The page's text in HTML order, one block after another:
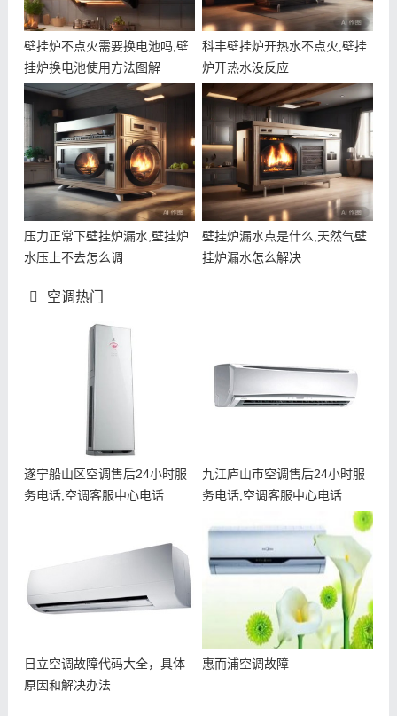
壁挂炉不点火需要换电池吗,壁
挂炉换电池使用方法图解
科丰壁挂炉开热水不点火,壁挂
炉开热水没反应
压力正常下壁挂炉漏水,壁挂炉
水压上不去怎么调
壁挂炉漏水点是什么,天然气壁
挂炉漏水怎么解决
空调热门
遂宁船山区空调售后24小时服
务电话,空调客服中心电话
九江庐山市空调售后24小时服
务电话,空调客服中心电话
日立空调故障代码大全，具体
原因和解决办法
惠而浦空调故障